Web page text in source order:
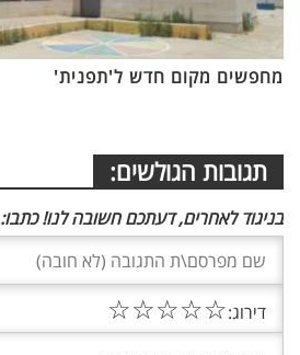
מחפשים מקום חדש ל'תפנית'
תגובות הגולשים:
בניגוד לאחרים, דעתכם חשובה לנו! כתבו:
דירוג:☆
☆
☆
☆
☆